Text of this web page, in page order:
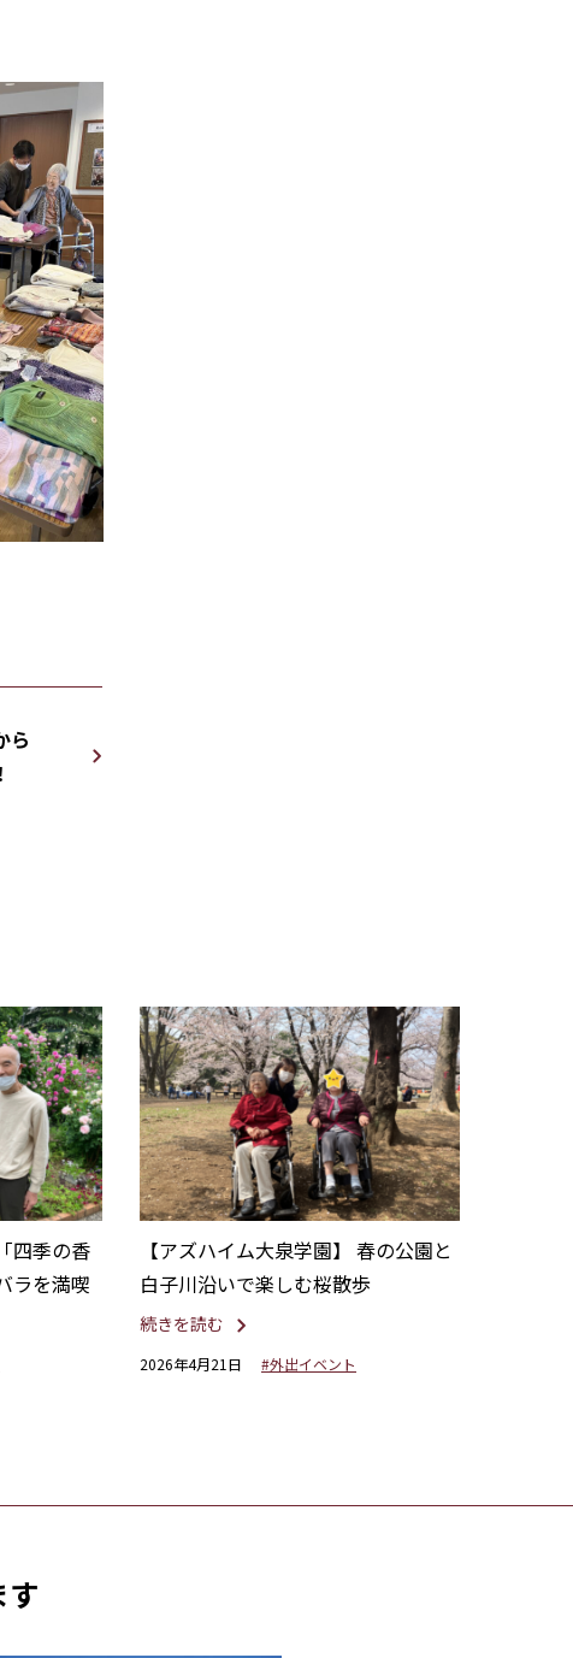
ら
四季の香
ラを満喫
【アズハイム大泉学園】 春の公園と
白子川沿いで楽しむ桜散歩
続きを読む
2026年4月21日 #外出イベント
す